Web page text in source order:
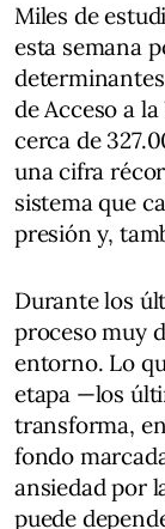
Miles de
esta semana
de Acceso a
cerca de
una cifra
sistema que
presión y,
Durante los
proceso muy
entorno. Lo
etapa —los
transforma,
fondo
ansiedad por
puede